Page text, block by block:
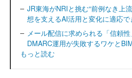
JR東海がNRIと挑む“前例なき上
想を支えるAI活用と変化に適応で
メール配信に求められる「信頼
DMARC運用が失敗するワケと
もっと読む